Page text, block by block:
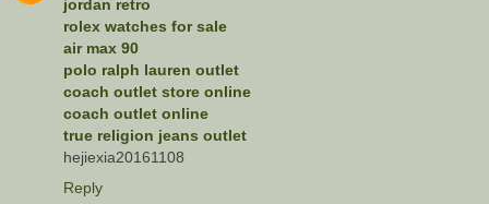
jordan retro
rolex watches for sale
air max 90
polo ralph lauren outlet
coach outlet store online
coach outlet online
true religion jeans outlet
hejiexia20161108
Reply